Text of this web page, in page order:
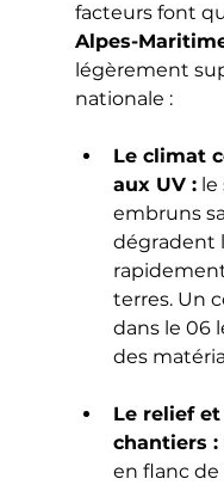
facteurs font
Alpes-
légèrement
nationale :
Le climat
aux UV : le
embruns
dégradent
terres. Un
dans le 06
des
Le relief
chantiers :
en flanc de